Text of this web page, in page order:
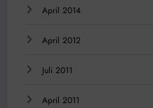
April 2014
April 2012
Juli 2011
April 2011